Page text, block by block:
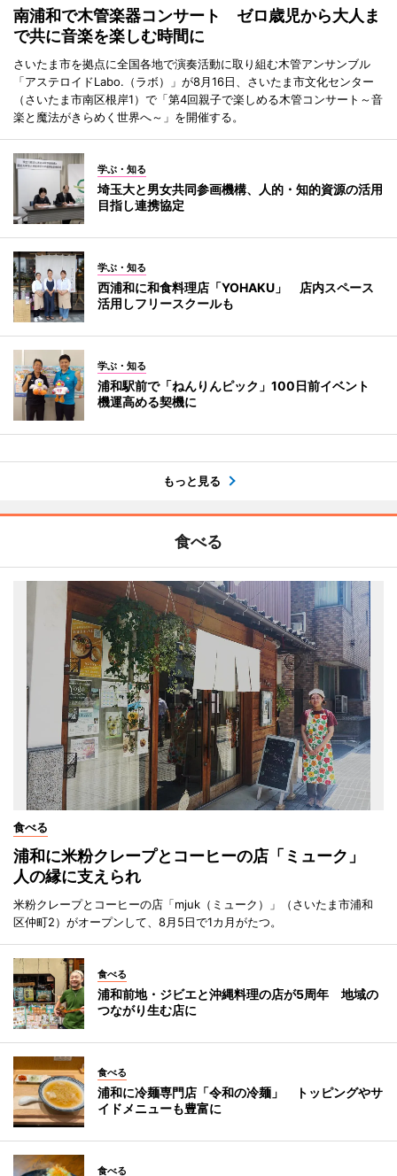
南浦和で木管楽器コンサート ゼロ歳児から大人ま
で共に音楽を楽しむ時間に
さいたま市を拠点に全国各地で演奏活動に取り組む木管アンサンブル
「アステロイドLabo.（ラボ）」が8月16日、さいたま市文化センター
（さいたま市南区根岸1）で「第4回親子で楽しめる木管コンサート～音
楽と魔法がきらめく世界へ～」を開催する。
学ぶ・知る
埼玉大と男女共同参画機構、人的・知的資源の活用
目指し連携協定
学ぶ・知る
西浦和に和食料理店「YOHAKU」 店内スペース
活用しフリースクールも
学ぶ・知る
浦和駅前で「ねんりんピック」100日前イベント
機運高める契機に
もっと見る
食べる
食べる
浦和に米粉クレープとコーヒーの店「ミューク」
人の縁に支えられ
米粉クレープとコーヒーの店「mjuk（ミューク）」（さいたま市浦和
区仲町2）がオープンして、8月5日で1カ月がたつ。
食べる
浦和前地・ジビエと沖縄料理の店が5周年 地域の
つながり生む店に
食べる
浦和に冷麺専門店「令和の冷麺」 トッピングやサ
イドメニューも豊富に
食べる